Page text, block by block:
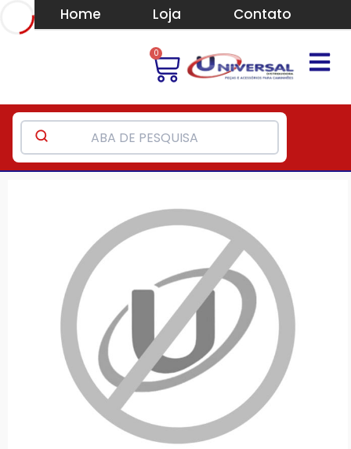
Home Loja Contato
0